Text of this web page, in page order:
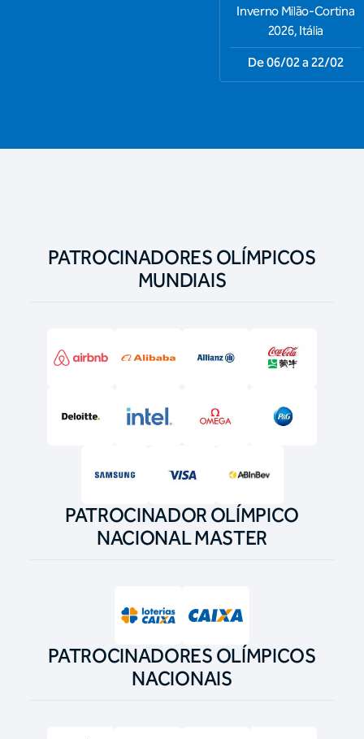
Inverno Milão-Cortina
2026, Itália
De 06/02 a 22/02
PATROCINADORES OLÍMPICOS
MUNDIAIS
PATROCINADOR OLÍMPICO
NACIONAL MASTER
PATROCINADORES OLÍMPICOS
NACIONAIS